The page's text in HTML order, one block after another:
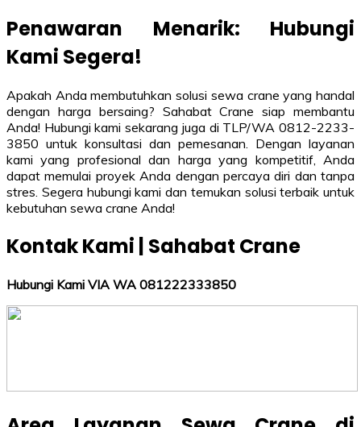
Penawaran Menarik: Hubungi
Kami Segera!
Apakah Anda membutuhkan solusi sewa crane yang handal
dengan harga bersaing? Sahabat Crane siap membantu
Anda! Hubungi kami sekarang juga di TLP/WA 0812-2233-
3850 untuk konsultasi dan pemesanan. Dengan layanan
kami yang profesional dan harga yang kompetitif, Anda
dapat memulai proyek Anda dengan percaya diri dan tanpa
stres. Segera hubungi kami dan temukan solusi terbaik untuk
kebutuhan sewa crane Anda!
Kontak Kami | Sahabat Crane
Hubungi Kami VIA WA 081222333850